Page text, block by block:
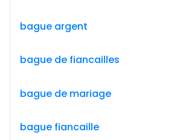
bague argent
bague de fiancailles
bague de mariage
bague fiancaille